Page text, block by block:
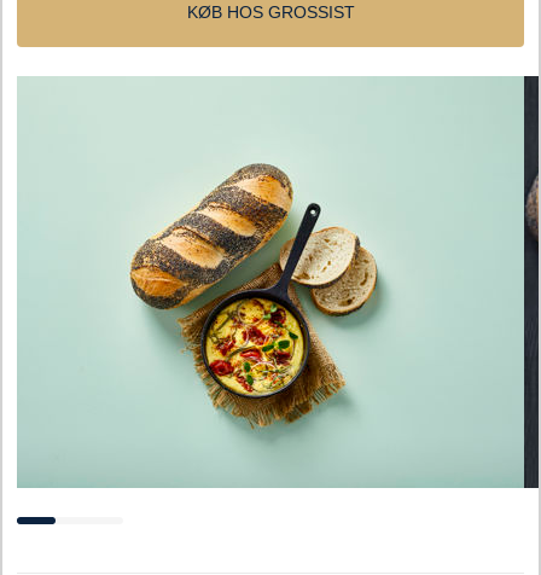
KØB HOS GROSSIST